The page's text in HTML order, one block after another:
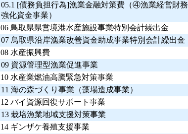
05.1 [債務負担行為]漁業金融対策費（④漁業経営財
強化資金事業）
06 鳥取県県営境港水産施設事業特別会計繰出金
07 鳥取県沿岸漁業改善資金助成事業特別会計繰出金
08 水産振興費
09 資源管理型漁業促進事業
10 水産業燃油高騰緊急対策事業
11 海の森づくり事業（藻場造成事業）
12 バイ資源回復サポート事業
13 栽培漁業地域支援対策事業
14 ギンザケ養殖支援事業